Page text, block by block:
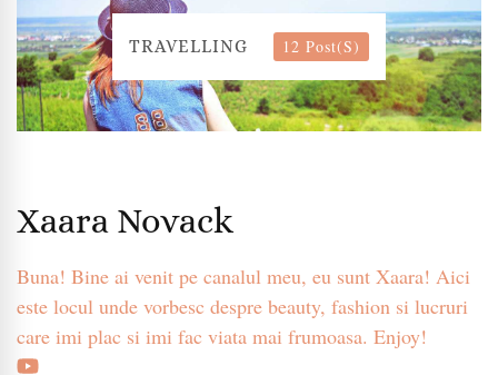
TRAVELLING 12 Post(s)
Xaara Novack
Buna! Bine ai venit pe canalul meu, eu sunt Xaara! Aici
este locul unde vorbesc despre beauty, fashion si lucruri
care imi plac si imi fac viata mai frumoasa. Enjoy!